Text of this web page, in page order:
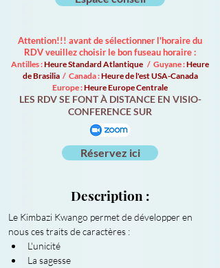
Attention!!! avant de sélectionner l'horaire du
RDV veuillez choisir le bon fuseau horaire :
Antilles :Heure Standard Atlantique / Guyane :Heure
de Brasilia / Canada :Heure de l'est USA-Canada
Europe :Heure Europe Centrale
LES RDV SE FONT À DISTANCE EN VISIO-
CONFERENCE SUR
Réservez ici
Description :
Le Kimbazi Kwango permet de développer en
nous ces traits de caractères :
L'unicité
La sagesse